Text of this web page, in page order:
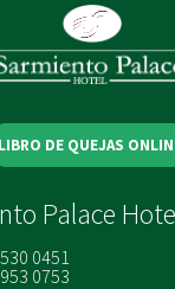
Palace
0451
0753
LIBRO DE QUEJAS